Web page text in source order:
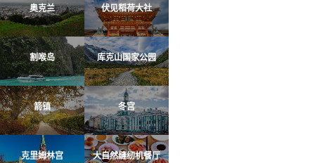
奥克兰 伏见稻荷大社
割喉岛 库克山国家公园
箭镇 冬宫
克里姆林宫 大自然缝纫机餐厅